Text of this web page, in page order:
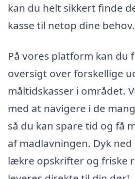
kan du helt sikkert finde
kasse til netop dine behov.
På vores platform kan du
oversigt over forskellige
måltidskasser i området.
med at navigere i de
så du kan spare tid og få
af madlavningen. Dyk
lækre opskrifter og friske